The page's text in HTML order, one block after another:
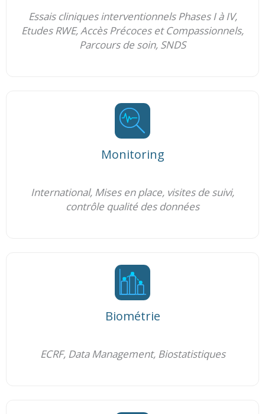
Essais cliniques interventionnels Phases I à IV,
Etudes RWE, Accès Précoces et Compassionnels,
Parcours de soin, SNDS
Monitoring
International, Mises en place, visites de suivi,
contrôle qualité des données
Biométrie
ECRF, Data Management, Biostatistiques